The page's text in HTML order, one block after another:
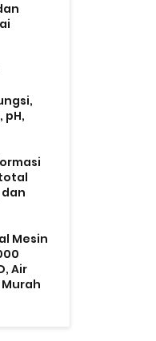
pH,
dan
Mesin
Air